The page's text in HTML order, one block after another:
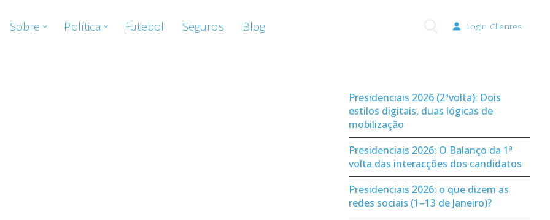
Sobre Política Futebol Seguros Blog Login Clientes
Presidenciais 2026 (2ªvolta): Dois
estilos digitais, duas lógicas de
mobilização
Presidenciais 2026: O Balanço da 1ª
volta das interacções dos candidatos
Presidenciais 2026: o que dizem as
redes sociais (1–13 de Janeiro)?